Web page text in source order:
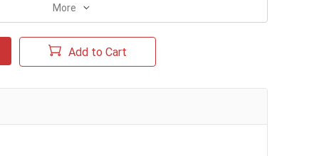
More
Add to Cart